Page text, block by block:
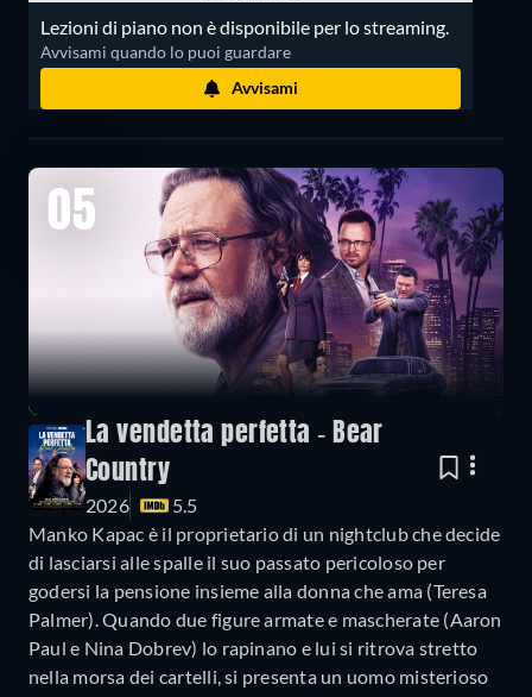
Lezioni di piano non è disponibile per lo streaming.
Avvisami quando lo puoi guardare
Avvisami
05
La vendetta perfetta - Bear
Country
2026
5.5
Manko Kapac è il proprietario di un nightclub che decide
di lasciarsi alle spalle il suo passato pericoloso per
godersi la pensione insieme alla donna che ama (Teresa
Palmer). Quando due figure armate e mascherate (Aaron
Paul e Nina Dobrev) lo rapinano e lui si ritrova stretto
nella morsa dei cartelli, si presenta un uomo misterioso